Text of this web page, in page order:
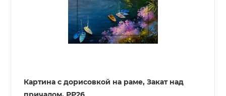
Картина с дорисовкой на раме, Закат над